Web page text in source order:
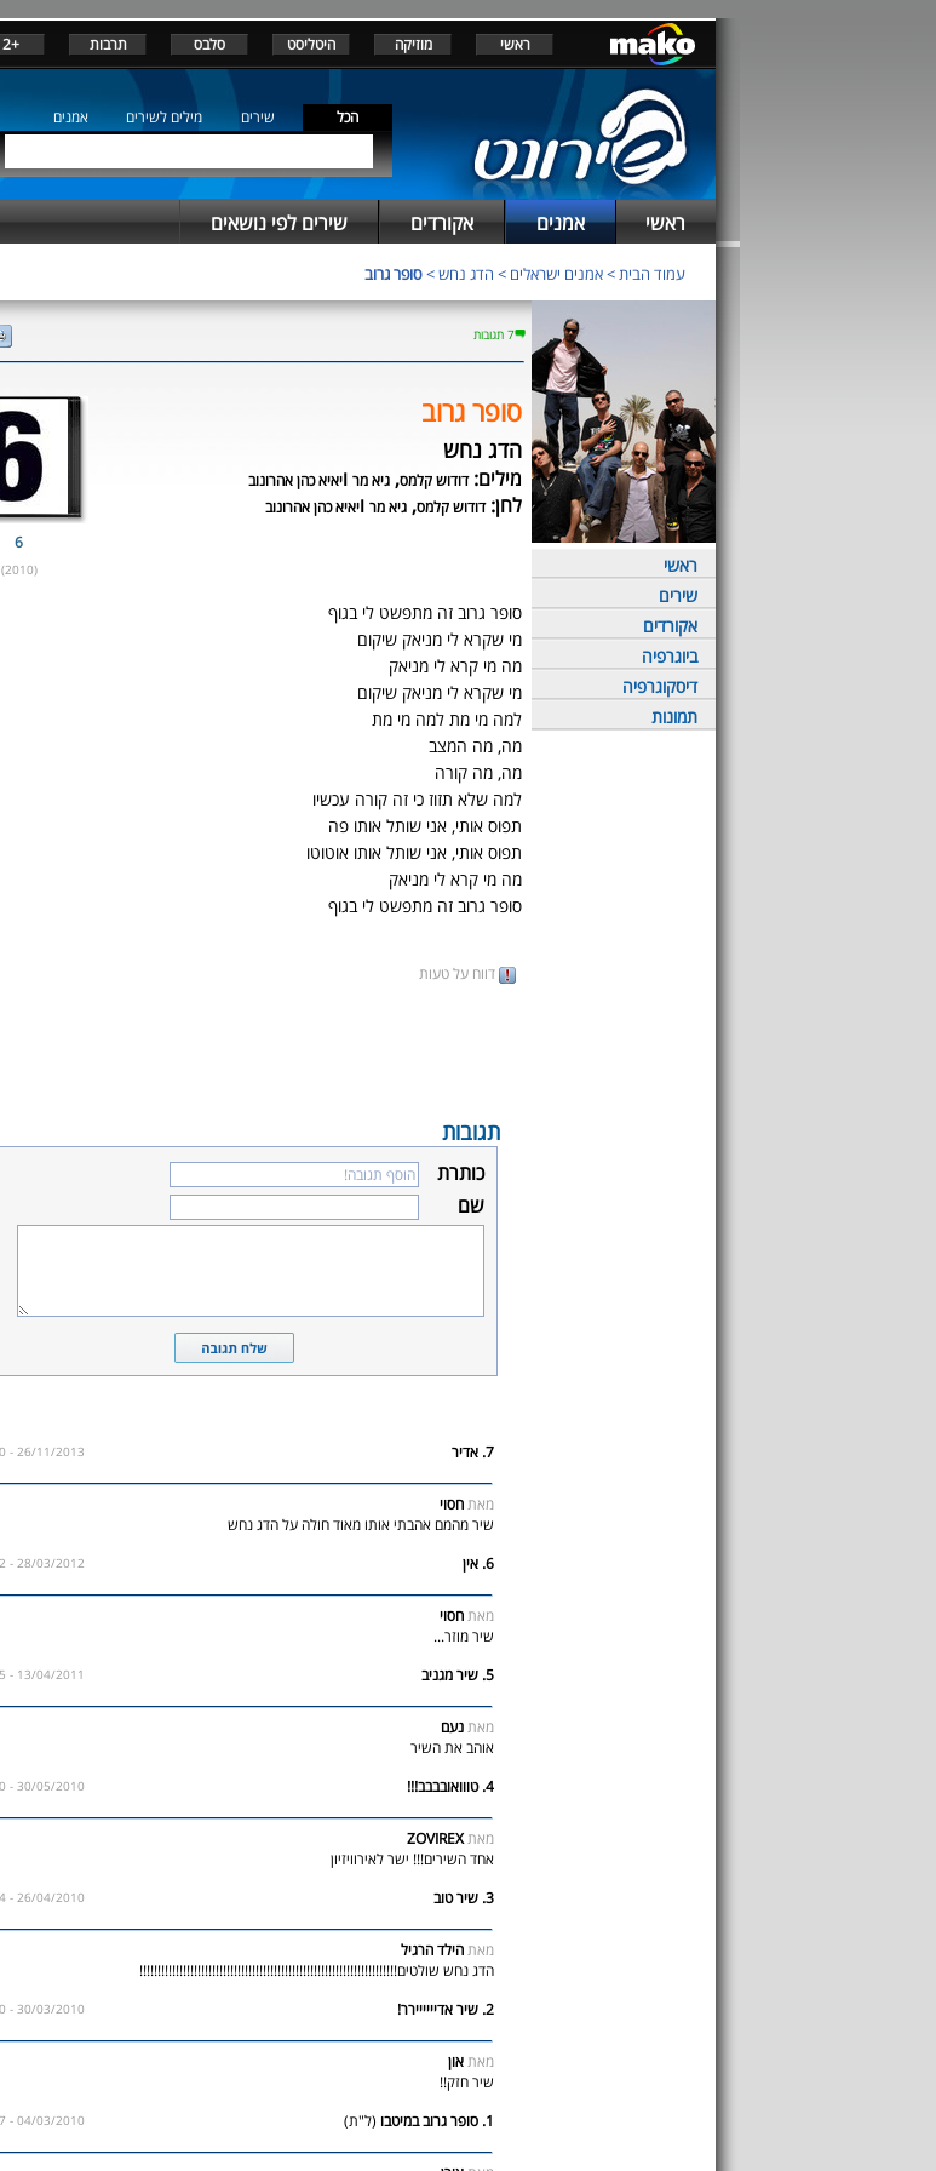
ראשי מוזיקה היטליסט סלבס תרבות +12
הכל שירים מילים לשירים אמנים
ראשי אמנים אקורדים שירים לפי נושאים
עמוד הבית>אמנים ישראלים > הדג נחש>סופר גרוב
ראשי
שירים
אקורדים
ביוגרפיה
דיסקוגרפיה
תמונות
7 תגובות
סופר גרוב
הדג נחש
מילים:דודוש קלמס, גיא מר ויאיא כהן אהרונוב
לחן:דודוש קלמס, גיא מר ויאיא כהן אהרונוב
סופר גרוב זה מתפשט לי בגוף
מי שקרא לי מניאק שיקום
מה מי קרא לי מניאק
מי שקרא לי מניאק שיקום
למה מי מת למה מי מת
מה, מה המצב
מה, מה קורה
למה שלא תזוז כי זה קורה עכשיו
תפוס אותי, אני שותל אותו פה
תפוס אותי, אני שותל אותו אוטוטו
מה מי קרא לי מניאק
סופר גרוב זה מתפשט לי בגוף
6
(2010)
דווח על טעות
תגובות
כותרת
שם
7. אדיר 26/11/2013 - 20:10
מאתחסוי
שיר מהמם אהבתי אותו מאוד חולה על הדג נחש
6. אין
28/03/2012 - 16:12
מאתחסוי
שיר מוזר...
5. שיר מגניב
13/04/2011 - 14:45
מאתנעם
אוהב את השיר
4. טווואובבבב!!!
30/05/2010 - 14:00
מאתZOVIREX
אחד השירים!!! ישר לאירוויזיון
3. שיר טוב
26/04/2010 - 18:14
מאתהילד הרגיל
הדג נחש שולטים!!!!!!!!!!!!!!!!!!!!!!!!!!!!!!!!!!!!!!!!!!!!!!!!!!!!!!!!!!!!!!!!!!!!!!!
2. שיר אדיייייירר!
30/03/2010 - 15:00
מאתאון
שיר חזק!!
1. סופר גרוב במיטבו
(ל"ת) 04/03/2010 - 17:17